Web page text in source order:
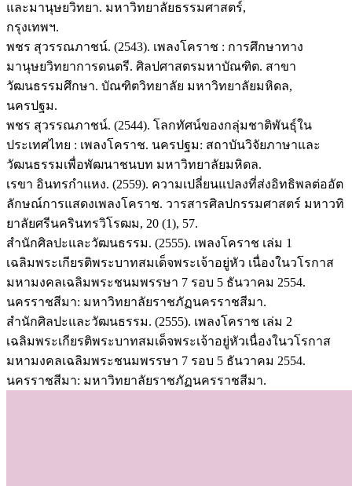
และมานุษยวิทยา. มหาวิทยาลัยธรรมศาสตร์,
กรุงเทพฯ.
พชร สุวรรณภาชน์. (2543). เพลงโคราช : การศึกษาทาง
มานุษยวิทยาการดนตรี. ศิลปศาสตรมหาบัณฑิต. สาขา
วัฒนธรรมศึกษา. บัณฑิตวิทยาลัย มหาวิทยาลัยมหิดล,
นครปฐม.
พชร สุวรรณภาชน์. (2544). โลกทัศน์ของกลุ่มชาติพันธุ์ใน
ประเทศไทย : เพลงโคราช. นครปฐม: สถาบันวิจัยภาษาและ
วัฒนธรรมเพื่อพัฒนาชนบท มหาวิทยาลัยมหิดล.
เรขา อินทรกำแหง. (2559). ความเปลี่ยนแปลงที่ส่งอิทธิพลต่ออัต
ลักษณ์การแสดงเพลงโคราช. วารสารศิลปกรรมศาสตร์ มหาวทิ
ยาลัยศรีนครินทรวิโรฒม, 20 (1), 57.
สำนักศิลปะและวัฒนธรรม. (2555). เพลงโคราช เล่ม 1
เฉลิมพระเกียรติพระบาทสมเด็จพระเจ้าอยู่หัว เนื่องในวโรกาส
มหามงคลเฉลิมพระชนมพรรษา 7 รอบ 5 ธันวาคม 2554.
นครราชสีมา: มหาวิทยาลัยราชภัฏนครราชสีมา.
สำนักศิลปะและวัฒนธรรม. (2555). เพลงโคราช เล่ม 2
เฉลิมพระเกียรติพระบาทสมเด็จพระเจ้าอยู่หัวเนื่องในวโรกาส
มหามงคลเฉลิมพระชนมพรรษา 7 รอบ 5 ธันวาคม 2554.
นครราชสีมา: มหาวิทยาลัยราชภัฏนครราชสีมา.